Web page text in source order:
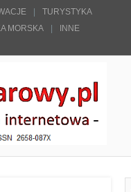
TURYSTYKA
MORSKA
INNE